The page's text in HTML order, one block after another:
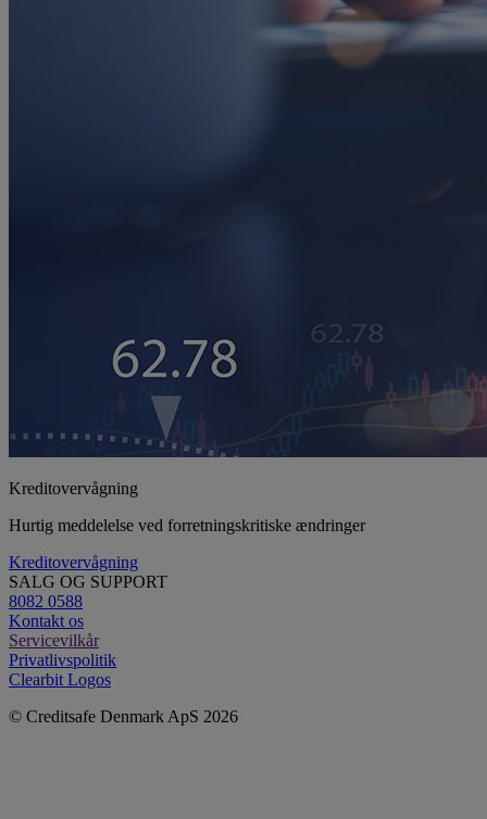
Kreditovervågning
Hurtig meddelelse ved forretningskritiske ændringer
Kreditovervågning
SALG OG SUPPORT
8082 0588
Kontakt os
Servicevilkår
Privatlivspolitik
Clearbit Logos
© Creditsafe Denmark ApS 2026